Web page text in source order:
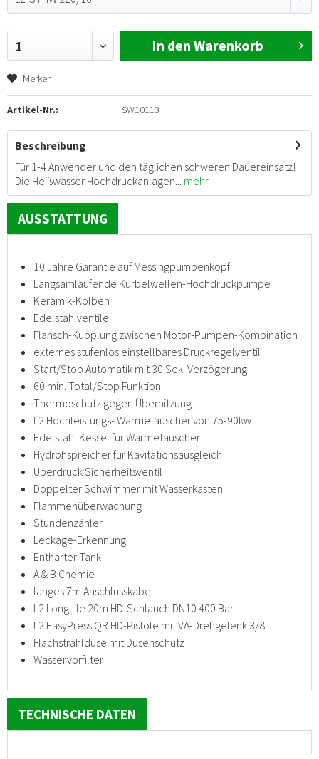
1 In den Warenkorb
Merken
Artikel-Nr.: SW10113
Beschreibung
Für 1-4 Anwender und den täglichen schweren Dauereinsatz!
Die Heißwasser Hochdruckanlagen... mehr
AUSSTATTUNG
10 Jahre Garantie auf Messingpumpenkopf
Langsamlaufende Kurbelwellen-Hochdruckpumpe
Keramik-Kolben
Edelstahlventile
Flansch-Kupplung zwischen Motor-Pumpen-Kombination
externes stufenlos einstellbares Druckregelventil
Start/Stop Automatik mit 30 Sek. Verzögerung
60 min. Total/Stop Funktion
Thermoschutz gegen Überhitzung
L2 Hochleistungs- Wärmetauscher von 75-90kw
Edelstahl Kessel für Wärmetauscher
Hydrohspreicher für Kavitationsausgleich
Überdruck Sicherheitsventil
Doppelter Schwimmer mit Wasserkasten
Flammenüberwachung
Stundenzähler
Leckage-Erkennung
Enthärter Tank
A & B Chemie
langes 7m Anschlusskabel
L2 LongLife 20m HD-Schlauch DN10 400 Bar
L2 EasyPress QR HD-Pistole mit VA-Drehgelenk 3/8
Flachstrahldüse mit Düsenschutz
Wasservorfilter
TECHNISCHE DATEN